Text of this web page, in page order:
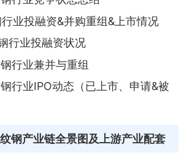
业投融资&并购重组&上市情况
行业投融资状况
行业兼并与重组
行业IPO动态（已上市、申请&被
纹钢产业链全景图及上游产业配套